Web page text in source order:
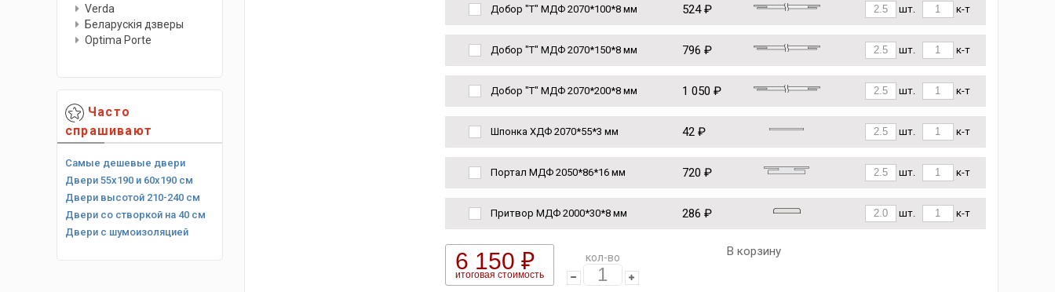
Verda
Беларускiя дзверы
Optima Porte
Часто
спрашивают
Самые дешевые двери
Двери 55х190 и 60х190 см
Двери высотой 210-240 см
Двери со створкой на 40 см
Двери с шумоизоляцией
Добор "Т" МДФ 2070*100*8 мм 524 ₽ шт. к-т
Добор "Т" МДФ 2070*150*8 мм 796 ₽ шт. к-т
Добор "Т" МДФ 2070*200*8 мм 1 050 ₽ шт. к-т
Шпонка ХДФ 2070*55*3 мм 42 ₽ шт. к-т
Портал МДФ 2050*86*16 мм 720 ₽ шт. к-т
Притвор МДФ 2000*30*8 мм 286 ₽ шт. к-т
6 150 ₽
итоговая стоимость
кол-во В корзину